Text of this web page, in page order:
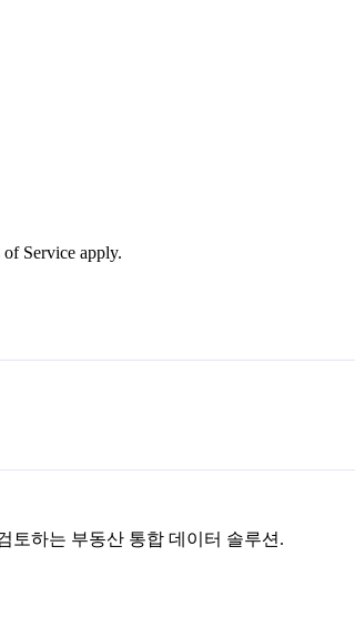
Service apply.
토하는 부동산 통합 데이터 솔루션.